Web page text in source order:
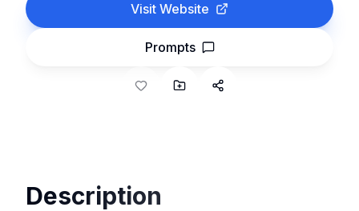
Visit Website
Prompts
Description